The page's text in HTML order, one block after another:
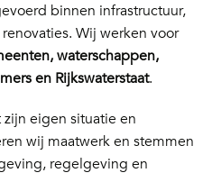
binnen infrastructuur,
Wij werken voor
waterschappen,
en Rijkswaterstaat.
eigen situatie en
wij maatwerk en stemmen
regelgeving en